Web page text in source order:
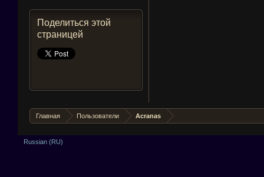
Поделиться этой
страницей
Главная Пользователи Acranas
Russian (RU)